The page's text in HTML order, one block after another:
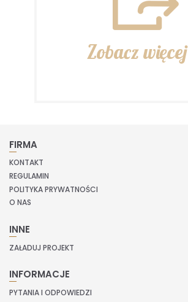
Zobacz więcej
FIRMA
KONTAKT
REGULAMIN
POLITYKA PRYWATNOŚCI
O NAS
INNE
ZAŁADUJ PROJEKT
INFORMACJE
PYTANIA I ODPOWIEDZI